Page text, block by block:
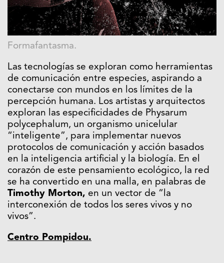
Formafantasma.
Las tecnologías se exploran como herramientas
de comunicación entre especies, aspirando a
conectarse con mundos en los límites de la
percepción humana. Los artistas y arquitectos
exploran las especificidades de Physarum
polycephalum, un organismo unicelular
“inteligente”, para implementar nuevos
protocolos de comunicación y acción basados ​​
en la inteligencia artificial y la biología. En el
corazón de este pensamiento ecológico, la red
se ha convertido en una malla, en palabras de
Timothy Morton, en un vector de “la
interconexión de todos los seres vivos y no
vivos”.
Centro Pompidou.